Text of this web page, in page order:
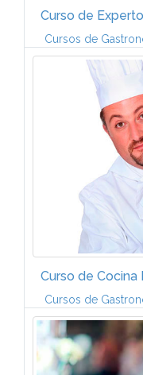
Curso de
Cursos de
ProgramaEl
Culinaria está
Iniciación a la
Preeliminares en
Curso de Cocina
Cursos de
TemarioEl curso
formado por diez